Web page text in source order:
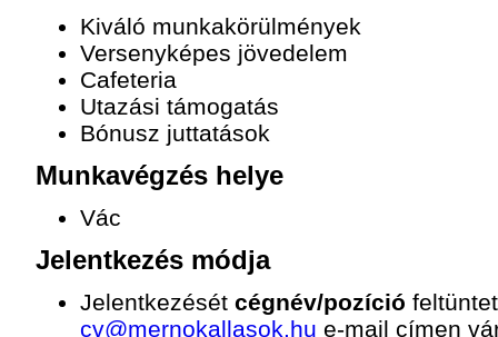
Kiváló munkakörülmények
Versenyképes jövedelem
Cafeteria
Utazási támogatás
Bónusz juttatások
Munkavégzés helye
Vác
Jelentkezés módja
Jelentkezését cégnév/pozíció
cv@mernokallasok.hu e-mail címen